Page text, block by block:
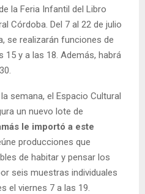
la Feria Infantil del Libro
Córdoba. Del 7 al 22 de julio
se realizarán funciones de
y a las 18. Además, habrá
semana, el Espacio Cultural
un nuevo lote de
le importó a este
producciones que
de habitar y pensar los
seis muestras individuales
el viernes 7 a las 19.